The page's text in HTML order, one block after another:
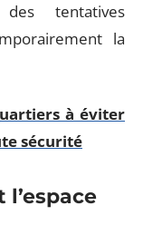
tentatives
la
à éviter
sécurité